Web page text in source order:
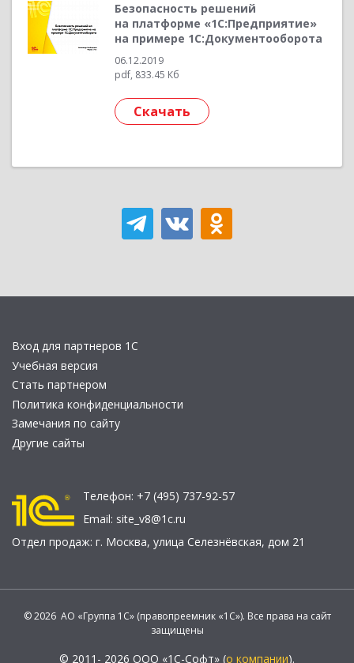
Безопасность решений
на платформе «1С:Предприятие»
на примере 1С:Документооборота
06.12.2019
pdf, 833.45 Кб
Скачать
Вход для партнеров 1С
Учебная версия
Стать партнером
Политика конфиденциальности
Замечания по сайту
Другие сайты
Телефон: +7 (495) 737-92-57
Email: site_v8@1c.ru
Отдел продаж: г. Москва, улица Селезнёвская, дом 21
© 2026 АО «Группа 1С» (правопреемник «1С»). Все права на сайт
защищены
© 2011- 2026 ООО «1С-Софт» (о компании).